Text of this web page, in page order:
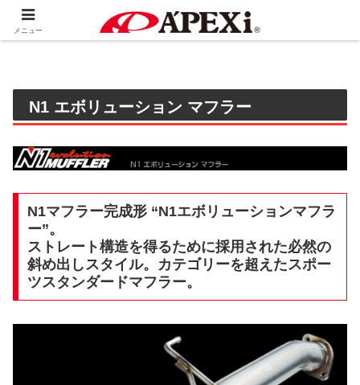
製品情報 排気系
N1 エボリューション マフラー
N1マフラー完成形 “N1エボリューションマフラ
ー”。
ストレート構造を得るために採用された必然の
斜め出しスタイル。カテゴリーを超えたスポー
ツスタンダードマフラー。
メニュー